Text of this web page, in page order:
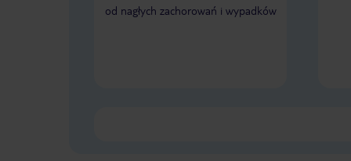
od nagłych zachorowań i wypadków